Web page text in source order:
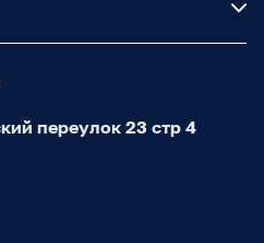
переулок 23 стр 4